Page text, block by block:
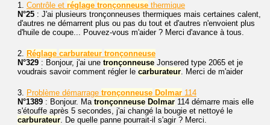
1. Contrôle et réglage tronçonneuse thermique
N°25 : J'ai plusieurs tronçonneuses thermiques mais certaines calent,
d'autres ne démarrent plus ou pas du tout et d'autres n'envoient plus
d'huile de coupe... Pouvez-vous m'aider ? Merci d'avance à tous.
2. Réglage carburateur tronçonneuse
N°329 : Bonjour, j'ai une tronçonneuse Jonsered type 2065 et je
voudrais savoir comment régler le carburateur. Merci de m'aider
3. Problème démarrage tronçonneuse Dolmar 114
N°1389 : Bonjour. Ma tronçonneuse Dolmar 114 démarre mais elle
s'étouffe après 5 secondes, j'ai changé la bougie et nettoyé le
carburateur. De quelle panne pourrait-il s'agir ? Merci.